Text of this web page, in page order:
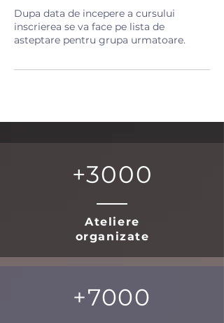
Dupa data de incepere a cursului
inscrierea se va face pe lista de
asteptare pentru grupa urmatoare.
+3000
Ateliere
organizate
+7000